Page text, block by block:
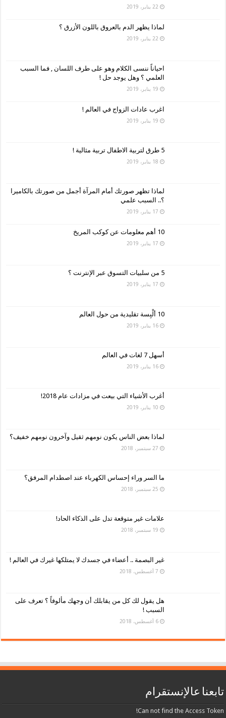
22 يناير، 2019
لماذا يظهر الدم بالعروق باللون الأزرق ؟
22 يناير، 2019
احياناً ننسى الكلام وهو على طرف اللسان , فما السبب
العلمي ؟ وهل يوجد حل !
19 يناير، 2019
اغرب عادات الزواج في العالم !
19 يناير، 2019
5 طرق لتربية الاطفال تربية مثالية !
18 يناير، 2019
لماذا تظهر صورتك أمام المرآة أجمل من صورتك بالكاميرا
؟.. السبب علمي
17 يناير، 2019
10 أهم معلومات عن كوكب المريخ
17 يناير، 2019
5 من سلبيات التسوق عبر الإنترنت ؟
17 يناير، 2019
10 ألْبِسة تقليدية من حول العالم
16 يناير، 2019
أسهل 7 لغات في العالم
16 يناير، 2019
أغرب الأشياء التي بيعت في مزادات عام 2018!
10 يناير، 2019
لماذا بعض الناس يكون نومهم ثقيل وآخرون نومهم خفيف؟
27 سبتمبر، 2018
ما السر وراء إحساس الكهرباء عند اصطدام المرفق؟
25 سبتمبر، 2018
علامات غير متوقعة تدل على الذكاء الحاد!
19 سبتمبر، 2018
غير البصمة .. أعضاء في جسدك لا يمتلكها غيرك في العالم !
7 أغسطس، 2018
هل يقول لك كل من يقابلك أن وجهك مألوفاً ؟ تعرف على
السبب !
6 أغسطس، 2018
تابعنا عالإنستقرام
Can not find the Access Token!